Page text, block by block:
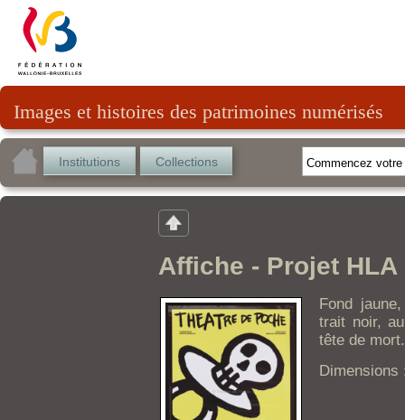
Images et histoires des patrimoines numérisés
Institutions Collections
Affiche - Projet HLA
Fond
trait noir,
tête de mort.
Dimensions